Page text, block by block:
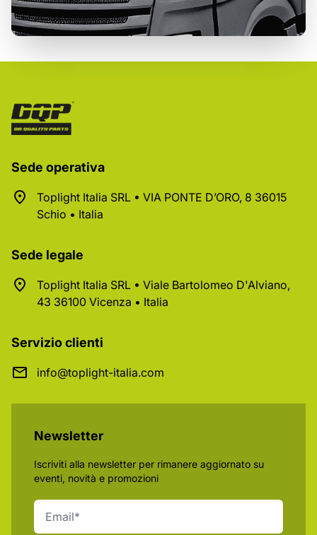
Sede operativa
Toplight Italia SRL • VIA PONTE D’ORO, 8 36015
Schio • Italia
Sede legale
Toplight Italia SRL • Viale Bartolomeo D'Alviano,
43 36100 Vicenza • Italia
Servizio clienti
info@toplight-italia.com
Newsletter
Iscriviti alla newsletter per rimanere aggiornato su
eventi, novità e promozioni